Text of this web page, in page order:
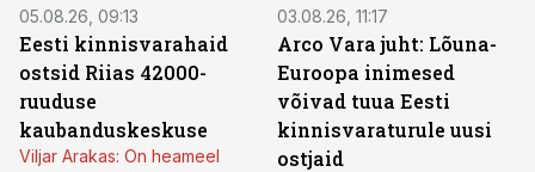
05.08.26, 09:13
Eesti kinnisvarahaid
ostsid Riias 42000-
ruuduse
kaubanduskeskuse
Viljar Arakas: On heameel
03.08.26, 11:17
Arco Vara juht: Lõuna-
Euroopa inimesed
võivad tuua Eesti
kinnisvaraturule uusi
ostjaid